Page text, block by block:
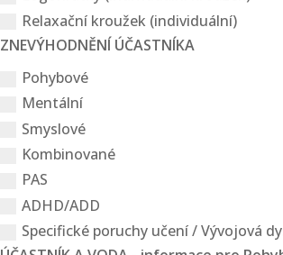
Relaxační kroužek (individuální)
ZNEVÝHODNĚNÍ ÚČASTNÍKA
Pohybové
Mentální
Smyslové
Kombinované
PAS
ADHD/ADD
Specifické poruchy učení / Vývojová